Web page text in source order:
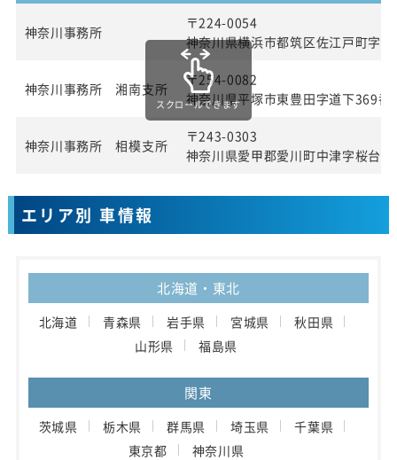
神奈川事務所
〒224-0054
神奈川県横浜市都筑区佐江戸町字
神奈川事務所 湘南支所
〒254-0082
神奈川県平塚市東豊田字道下369番
神奈川事務所 相模支所
〒243-0303
神奈川県愛甲郡愛川町中津字桜台
スクロールできます
エリア別 車情報
北海道・東北
北海道 青森県 岩手県 宮城県
秋田県
山形県
福島県
関東
茨城県 栃木県 群馬県 埼玉県
千葉県
東京都
神奈川県